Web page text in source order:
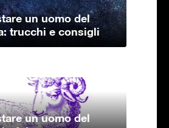
un uomo del
trucchi e consigli
un uomo del